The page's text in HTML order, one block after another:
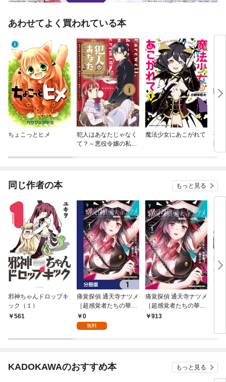
あわせてよく買われている本
ちょこっとヒメ
犯人はあなたじゃなく
て？～悪役令嬢の私は
魔法少女にあこがれて
俺
魔
同じ作者の本 もっと見る
邪神ちゃんドロップキ
ック（１）
561
痛覚探偵 通天寺ナツメ
［超感覚者たちの華麗
なる事件記録］【分冊
版】 1
0
無料
痛覚探偵 通天寺ナツメ
［超感覚者たちの華麗
なる事件記録］ VOL
913
KADOKAWAのおすすめ本 もっと見る